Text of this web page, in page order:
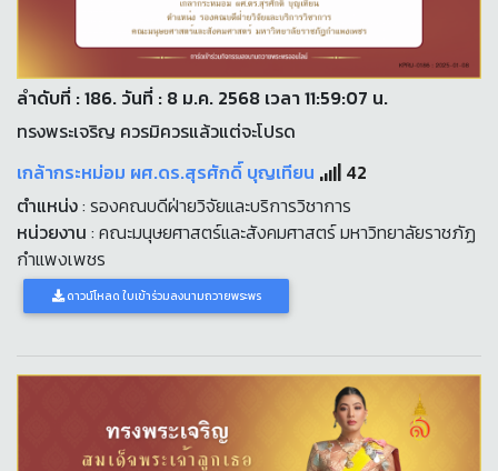
ลำดับที่ : 186. วันที่ : 8 ม.ค. 2568 เวลา 11:59:07 น.
ทรงพระเจริญ ควรมิควรแล้วแต่จะโปรด
เกล้ากระหม่อม ผศ.ดร.สุรศักดิ์ บุญเทียน
42
ตำแหน่ง: รองคณบดีฝ่ายวิจัยและบริการวิชาการ
หน่วยงาน : คณะมนุษยศาสตร์และสังคมศาสตร์ มหาวิทยาลัยราชภัฏ
กำแพงเพชร
ดาวน์โหลด ใบเข้าร่วมลงนามถวายพระพร